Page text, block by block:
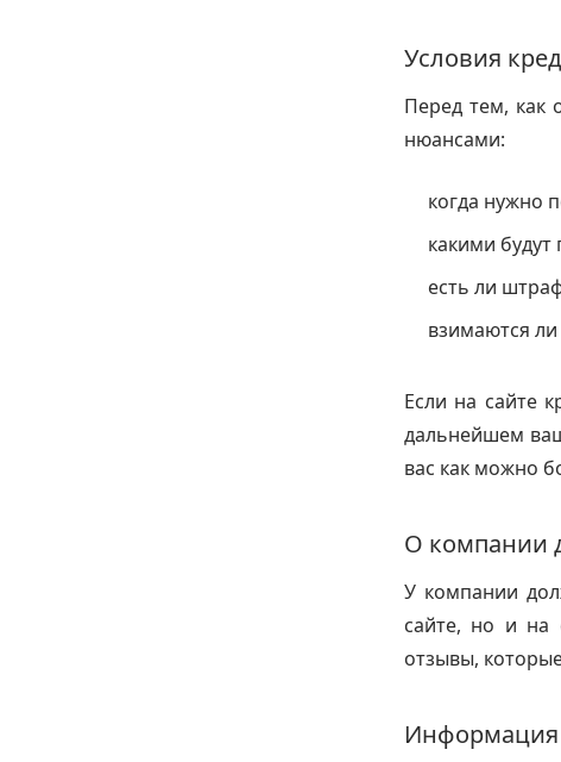
Условия
Перед тем, как
нюансами:
когда нужно
какими будут
есть ли
взимаются
Если на сайте
дальнейшем
вас как можно
О компании
У компании
сайте, но и на
отзывы,